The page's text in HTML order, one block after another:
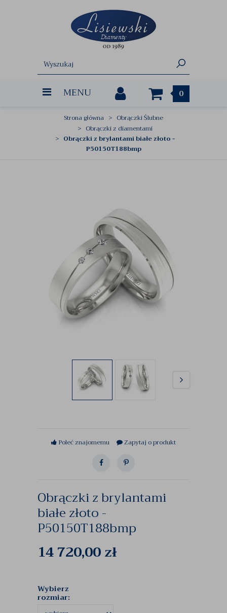
MENU 0
Strona główna
Obrączki Ślubne
Obrączki z diamentami
Obrączki z brylantami białe złoto -
P50150T188bmp
Poleć znajomemu Zapytaj o produkt
Obrączki z brylantami
białe złoto -
P50150T188bmp
14 720,00zł
Wybierz
rozmiar: